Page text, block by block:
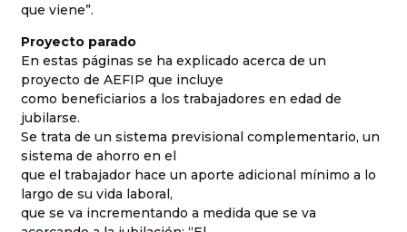
que viene”.
Proyecto parado
En estas páginas se ha explicado acerca de un
proyecto de AEFIP que incluye
como beneficiarios a los trabajadores en edad de
jubilarse.
Se trata de un sistema previsional complementario, un
sistema de ahorro en el
que el trabajador hace un aporte adicional mínimo a lo
largo de su vida laboral,
que se va incrementando a medida que se va